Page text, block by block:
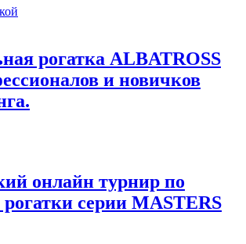
рогатка ALBATROSS
и новичков
онлайн турнир по
рогатки серии MASTERS